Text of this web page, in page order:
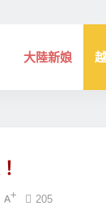
大陸新娘
205